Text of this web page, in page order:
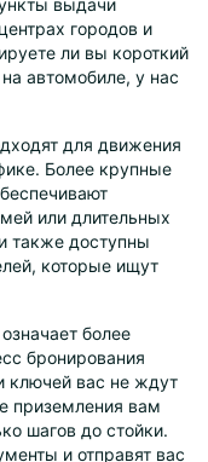
выдачи
городов и
ли вы короткий
автомобиле, у нас
для движения
Более крупные
или длительных
также доступны
которые ищут
более
бронирования
ключей вас не ждут
приземления вам
шагов до стойки.
и отправят вас